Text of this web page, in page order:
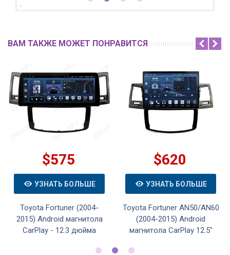
ВАМ ТАКЖЕ МОЖЕТ ПОНРАВИТСЯ
$575
УЗНАТЬ БОЛЬШЕ
Toyota Fortuner (2004-
2015) Android магнитола
CarPlay - 12.3 дюйма
$620
УЗНАТЬ БОЛЬШЕ
Toyota Fortuner AN50/AN60
(2004-2015) Android
магнитола CarPlay 12.5"